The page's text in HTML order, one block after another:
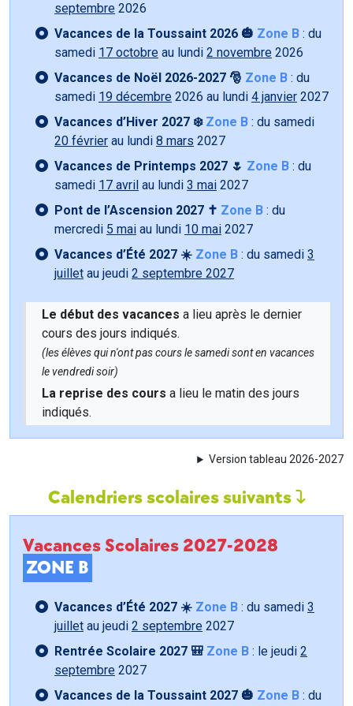
septembre 2026
Vacances de la Toussaint 2026 🎃 Zone B : du
samedi 17 octobre au lundi 2 novembre 2026
Vacances de Noël 2026-2027 🎅 Zone B : du
samedi 19 décembre 2026 au lundi 4 janvier 2027
Vacances d’Hiver 2027 ❄️ Zone B : du samedi
20 février au lundi 8 mars 2027
Vacances de Printemps 2027 🌷 Zone B : du
samedi 17 avril au lundi 3 mai 2027
Pont de l’Ascension 2027 ✝️ Zone B : du
mercredi 5 mai au lundi 10 mai 2027
Vacances d’Été 2027 ☀️ Zone B : du samedi 3
juillet au jeudi 2 septembre 2027
Le début des vacances a lieu après le dernier
cours des jours indiqués.
(les élèves qui n'ont pas cours le samedi sont en vacances
le vendredi soir)
La reprise des cours a lieu le matin des jours
indiqués.
Version tableau 2026-2027
Calendriers scolaires suivants
Vacances Scolaires 2027-2028
ZONE B
Vacances d’Été 2027 ☀️ Zone B : du samedi 3
juillet au jeudi 2 septembre 2027
Rentrée Scolaire 2027 🎒 Zone B : le jeudi 2
septembre 2027
Vacances de la Toussaint 2027 🎃 Zone B : du